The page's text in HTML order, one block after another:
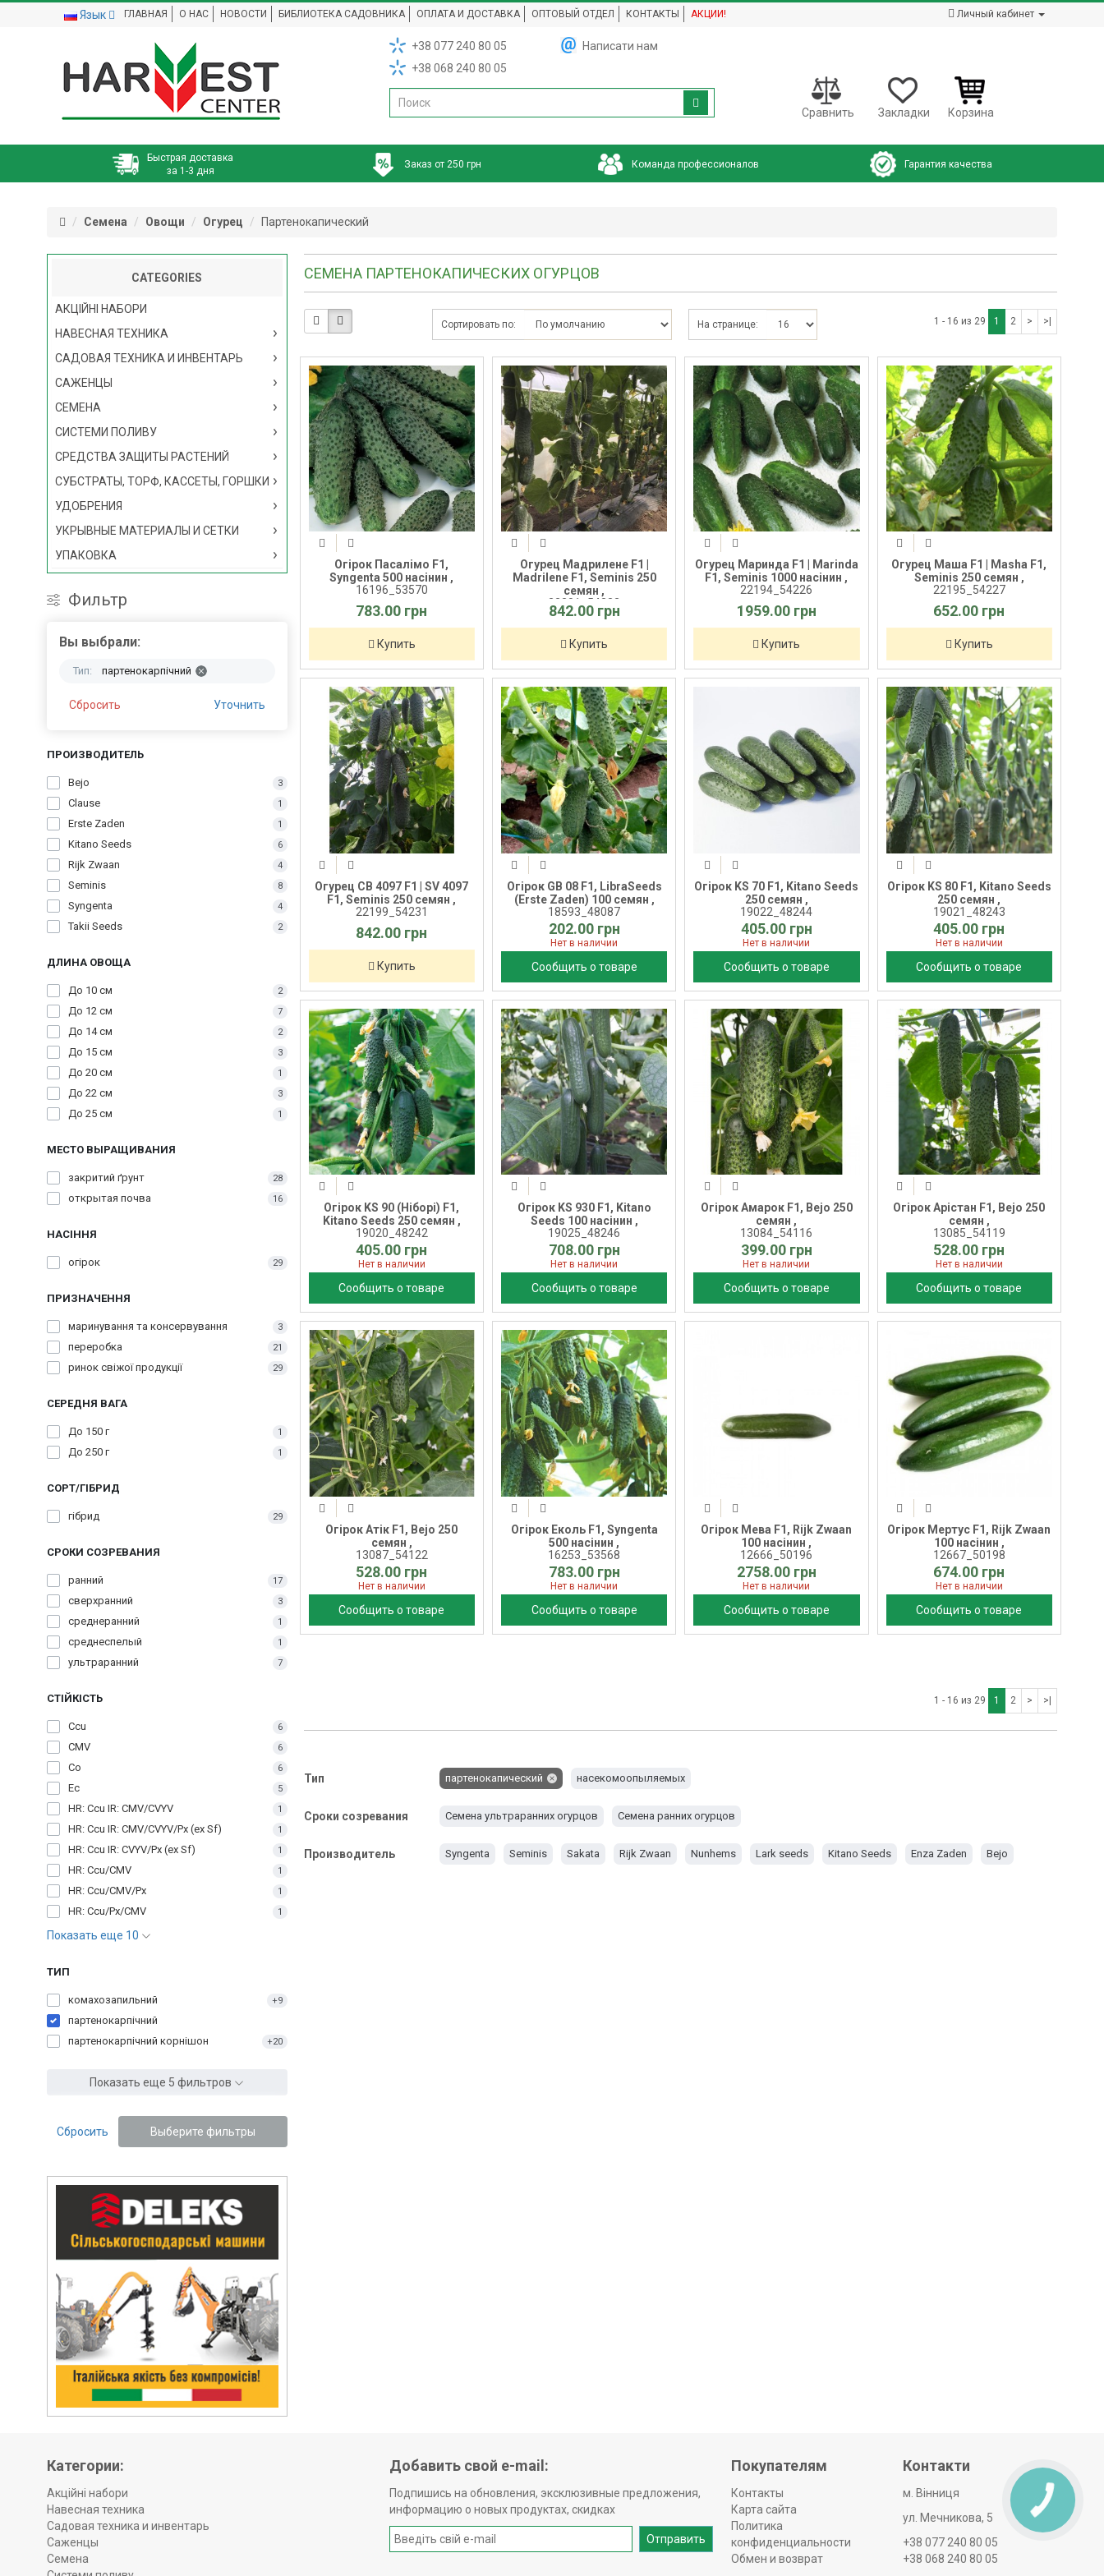
Язык ГЛАВНАЯ О НАС НОВОСТИ БИБЛИОТЕКА САДОВНИКА ОПЛАТА И ДОСТАВКА ОПТОВЫЙ ОТДЕЛ КОНТАКТЫ АКЦИИ! Личный кабинет
+38 077 240 80 05
+38 068 240 80 05
Написати нам
Сравнить Закладки Корзина
Быстрая доставка
за 1-3 дня
Заказ от 250 грн Команда профессионалов Гарантия качества
Семена Овощи Огурец Партенокапический
CATEGORIES
АКЦІЙНІ НАБОРИ
НАВЕСНАЯ ТЕХНИКА
САДОВАЯ ТЕХНИКА И ИНВЕНТАРЬ
САЖЕНЦЫ
СЕМЕНА
СИСТЕМИ ПОЛИВУ
СРЕДСТВА ЗАЩИТЫ РАСТЕНИЙ
СУБСТРАТЫ, ТОРФ, КАССЕТЫ, ГОРШКИ
УДОБРЕНИЯ
УКРЫВНЫЕ МАТЕРИАЛЫ И СЕТКИ
УПАКОВКА
Фильтр
Вы выбрали:
Тип: партенокарпічний
Сбросить Уточнить
ПРОИЗВОДИТЕЛЬ
Bejo 3
Clause 1
Erste Zaden 1
Kitano Seeds 6
Rijk Zwaan 4
Seminis 8
Syngenta 4
Takii Seeds 2
ДЛИНА ОВОЩА
До 10 см 2
До 12 см 7
До 14 см 2
До 15 см 3
До 20 см 1
До 22 см 3
До 25 см 1
МЕСТО ВЫРАЩИВАНИЯ
закритий ґрунт 28
открытая почва 16
НАСІННЯ
огірок 29
ПРИЗНАЧЕННЯ
маринування та консервування 3
переробка 21
ринок свіжої продукції 29
СЕРЕДНЯ ВАГА
До 150 г 1
До 250 г 1
СОРТ/ГІБРИД
гібрид 29
СРОКИ СОЗРЕВАНИЯ
ранний 17
сверхранний 3
среднеранний 1
среднеспелый 1
ультраранний 7
СТІЙКІСТЬ
Ccu 6
CMV 6
Co 6
Ec 5
HR: Ccu IR: CMV/CVYV 1
HR: Ccu IR: CMV/CVYV/Px (ex Sf) 1
HR: Ccu IR: CVYV/Px (ex Sf) 1
HR: Ccu/CMV 1
HR: Ccu/CMV/Px 1
HR: Ccu/Px/CMV 1
Показать еще 10
ТИП
комахозапильний +9
партенокарпічний
партенокарпічний корнішон
+20
Показать еще 5 фильтров
Сбросить Выберите фильтры
СЕМЕНА ПАРТЕНОКАПИЧЕСКИХ ОГУРЦОВ
Сортировать по: На странице: 1 - 16 из 29 1 2 > >|
Огірок Пасалімо F1,
Syngenta 500 насінин ,
16196_53570
783.00 грн
Купить
Огурец Мадрилене F1 |
Madrilene F1, Seminis 250
семян ,
22201_54232
842.00 грн
Купить
Огурец Маринда F1 | Marinda
F1, Seminis 1000 насінин ,
22194_54226
1959.00 грн
Купить
Огурец Маша F1 | Masha F1,
Seminis 250 семян ,
22195_54227
652.00 грн
Купить
Огурец СВ 4097 F1 | SV 4097
F1, Seminis 250 семян ,
22199_54231
842.00 грн
Купить
Огірок GB 08 F1, LibraSeeds
(Erste Zaden) 100 семян ,
18593_48087
202.00 грн
Нет в наличии
Сообщить о товаре
Огірок KS 70 F1, Kitano Seeds
250 семян ,
19022_48244
405.00 грн
Нет в наличии
Сообщить о товаре
Огірок KS 80 F1, Kitano Seeds
250 семян ,
19021_48243
405.00 грн
Нет в наличии
Сообщить о товаре
Огірок KS 90 (Ніборі) F1,
Kitano Seeds 250 семян ,
19020_48242
405.00 грн
Нет в наличии
Сообщить о товаре
Огірок KS 930 F1, Kitano
Seeds 100 насінин ,
19025_48246
708.00 грн
Нет в наличии
Сообщить о товаре
Огірок Амарок F1, Bejo 250
семян ,
13084_54116
399.00 грн
Нет в наличии
Сообщить о товаре
Огірок Арістан F1, Bejo 250
семян ,
13085_54119
528.00 грн
Нет в наличии
Сообщить о товаре
Огірок Атік F1, Bejo 250
семян ,
13087_54122
528.00 грн
Нет в наличии
Сообщить о товаре
Огірок Еколь F1, Syngenta
500 насінин ,
16253_53568
783.00 грн
Нет в наличии
Сообщить о товаре
Огірок Мева F1, Rijk Zwaan
100 насінин ,
12666_50196
2758.00 грн
Нет в наличии
Сообщить о товаре
Огірок Мертус F1, Rijk Zwaan
100 насінин ,
12667_50198
674.00 грн
Нет в наличии
Сообщить о товаре
1 - 16 из 29 1 2 > >|
Тип партенокапический насекомоопыляемых
Сроки созревания Семена ультраранних огурцов Семена ранних огурцов
Производитель Syngenta Seminis Sakata Rijk Zwaan Nunhems Lark seeds Kitano Seeds Enza Zaden Bejo
Категории:
Акційні набори
Навесная техника
Садовая техника и инвентарь
Саженцы
Семена
Добавить свой e-mail:
Подпишись на обновления, эксклюзивные предложения,
информацию о новых продуктах, скидках
Отправить
Покупателям
Контакты
Карта сайта
Политика
конфиденциальности
Обмен и возврат
Контакти
м. Вінниця
ул. Мечникова, 5
+38 077 240 80 05
+38 068 240 80 05